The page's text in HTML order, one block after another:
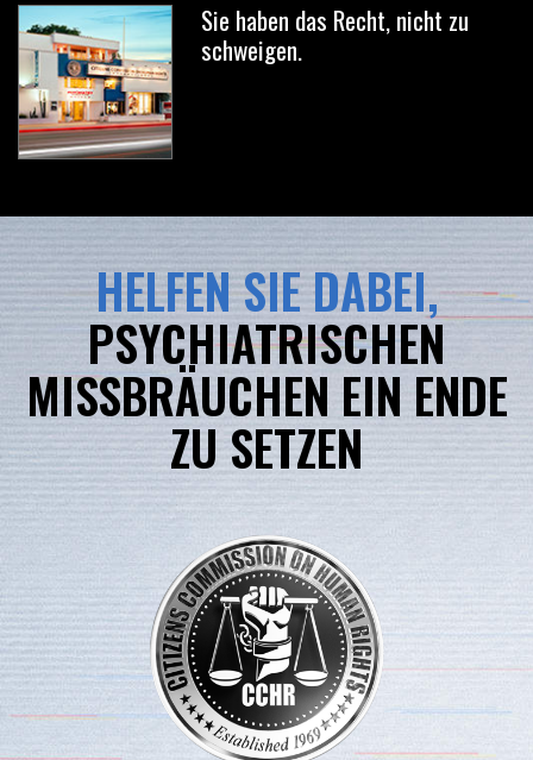
Sie haben das Recht, nicht zu
schweigen.
HELFEN SIE DABEI,
PSYCHIATRISCHEN
MISSBRÄUCHEN EIN ENDE
ZU SETZEN